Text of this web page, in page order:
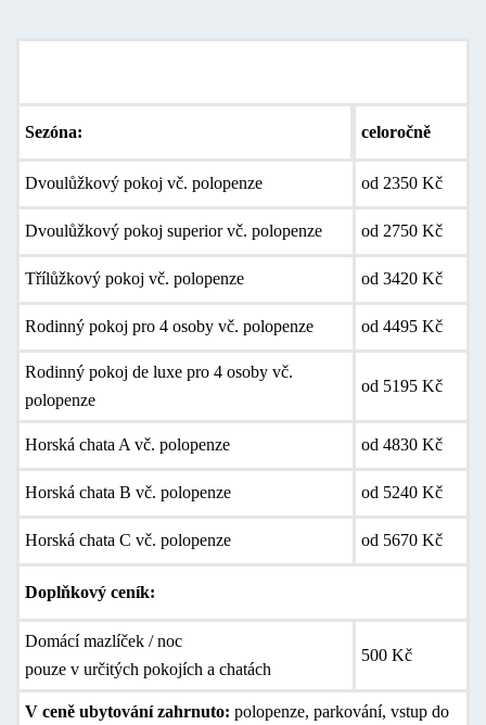
Sezóna: celoročně
Dvoulůžkový pokoj vč. polopenze od 2350 Kč
Dvoulůžkový pokoj superior vč. polopenze od 2750 Kč
Třílůžkový pokoj vč. polopenze od 3420 Kč
Rodinný pokoj pro 4 osoby vč. polopenze od 4495 Kč
Rodinný pokoj de luxe pro 4 osoby vč.
polopenze
od 5195 Kč
Horská chata A vč. polopenze od 4830 Kč
Horská chata B vč. polopenze od 5240 Kč
Horská chata C vč. polopenze od 5670 Kč
Doplňkový ceník:
Domácí mazlíček / noc
pouze v určitých pokojích a chatách
500 Kč
V ceně ubytování zahrnuto: polopenze, parkování, vstup do